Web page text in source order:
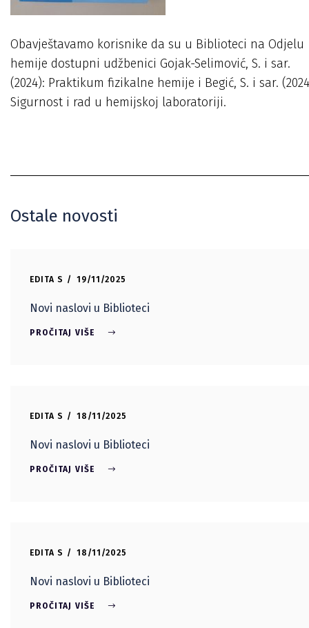
Obavještavamo korisnike da su u Biblioteci na Odjelu
hemije dostupni udžbenici Gojak-Selimović, S. i sar.
(2024): Praktikum fizikalne hemije i Begić, S. i sar.
Sigurnost i rad u hemijskoj laboratoriji.
Ostale novosti
EDITA S 19/11/2025
Novi naslovi u Biblioteci
PROČITAJ VIŠE
EDITA S 18/11/2025
Novi naslovi u Biblioteci
PROČITAJ VIŠE
EDITA S 18/11/2025
Novi naslovi u Biblioteci
PROČITAJ VIŠE